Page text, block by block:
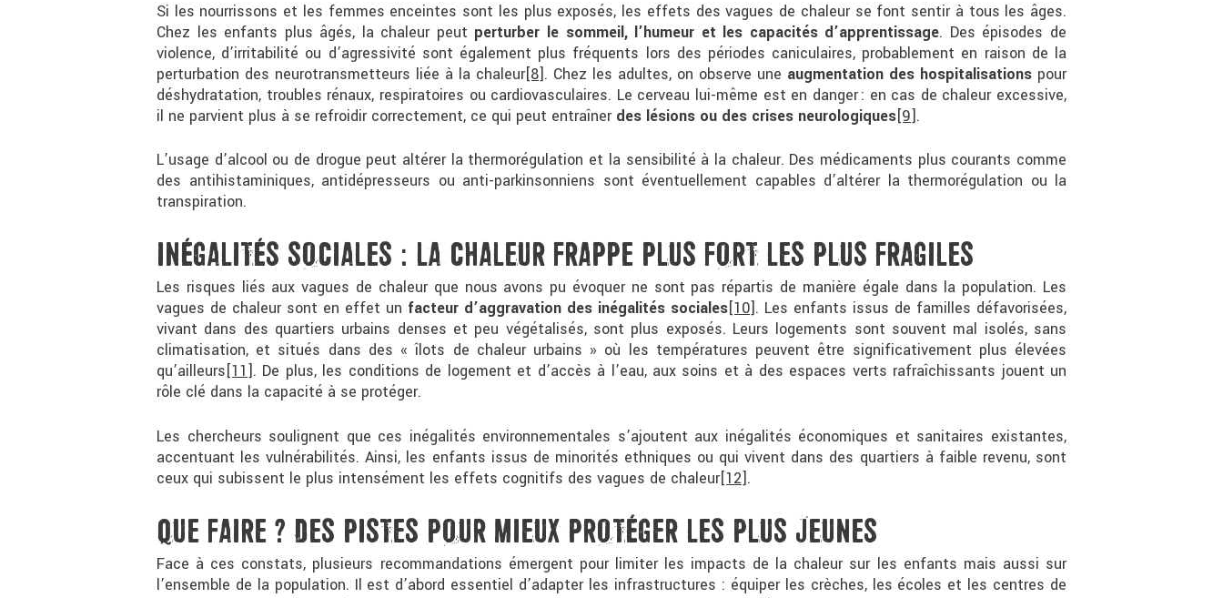
Si les nourrissons et les femmes enceintes sont les plus exposés, les effets des vagues de chaleur se font sentir à tous les âges.
Chez les enfants plus âgés, la chaleur peut perturber le sommeil, l’humeur et les capacités d’apprentissage. Des épisodes de
violence, d’irritabilité ou d’agressivité sont également plus fréquents lors des périodes caniculaires, probablement en raison de la
perturbation des neurotransmetteurs liée à la chaleur[8]. Chez les adultes, on observe une augmentation des hospitalisations pour
déshydratation, troubles rénaux, respiratoires ou cardiovasculaires. Le cerveau lui-même est en danger : en cas de chaleur excessive,
il ne parvient plus à se refroidir correctement, ce qui peut entraîner des lésions ou des crises neurologiques[9].
L’usage d’alcool ou de drogue peut altérer la thermorégulation et la sensibilité à la chaleur. Des médicaments plus courants comme
des antihistaminiques, antidépresseurs ou anti-parkinsonniens sont éventuellement capables d’altérer la thermorégulation ou la
transpiration.
INÉGALITÉS SOCIALES : LA CHALEUR FRAPPE PLUS FORT LES PLUS FRAGILES
Les risques liés aux vagues de chaleur que nous avons pu évoquer ne sont pas répartis de manière égale dans la population. Les
vagues de chaleur sont en effet un facteur d’aggravation des inégalités sociales[10]. Les enfants issus de familles défavorisées,
vivant dans des quartiers urbains denses et peu végétalisés, sont plus exposés. Leurs logements sont souvent mal isolés, sans
climatisation, et situés dans des « îlots de chaleur urbains » où les températures peuvent être significativement plus élevées
qu’ailleurs[11]. De plus, les conditions de logement et d’accès à l’eau, aux soins et à des espaces verts rafraîchissants jouent un
rôle clé dans la capacité à se protéger.
Les chercheurs soulignent que ces inégalités environnementales s’ajoutent aux inégalités économiques et sanitaires existantes,
accentuant les vulnérabilités. Ainsi, les enfants issus de minorités ethniques ou qui vivent dans des quartiers à faible revenu, sont
ceux qui subissent le plus intensément les effets cognitifs des vagues de chaleur[12].
QUE FAIRE ? DES PISTES POUR MIEUX PROTÉGER LES PLUS JEUNES
Face à ces constats, plusieurs recommandations émergent pour limiter les impacts de la chaleur sur les enfants mais aussi sur
l’ensemble de la population. Il est d’abord essentiel d’adapter les infrastructures : équiper les crèches, les écoles et les centres de